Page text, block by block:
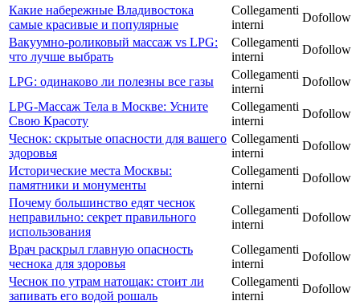
Какие набережные Владивостока
самые красивые и популярные
Collegamenti
interni
Dofollow
Вакуумно-роликовый массаж vs LPG:
что лучше выбрать
Collegamenti
interni
Dofollow
LPG: одинаково ли полезны все газы
Collegamenti
interni
Dofollow
LPG-Массаж Тела в Москве: Усните
Свою Красоту
Collegamenti
interni
Dofollow
Чеснок: скрытые опасности для вашего
здоровья
Collegamenti
interni
Dofollow
Исторические места Москвы:
памятники и монументы
Collegamenti
interni
Dofollow
Почему большинство едят чеснок
неправильно: секрет правильного
использования
Collegamenti
interni
Dofollow
Врач раскрыл главную опасность
чеснока для здоровья
Collegamenti
interni
Dofollow
Чеснок по утрам натощак: стоит ли
запивать его водой рошаль
Collegamenti
interni
Dofollow